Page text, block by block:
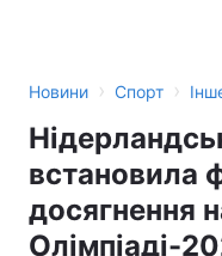
Новини › Спорт ›
встановила
досягнення
Олімпіаді-